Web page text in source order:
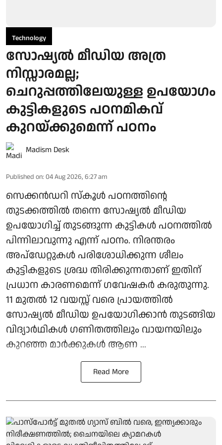
Technology
സോഷ്യല്‍ മീഡിയ അത്ര
നിസ്സാരമല്ല;
ചെറുപ്പത്തിലേയുള്ള ഉപയോഗം
കുട്ടികളുടെ പഠനമികവ്
കുറയ്ക്കുമെന്ന് പഠനം
Madism Desk
Published on: 04 Aug 2026, 6:27 am
സെക്കന്‍ഡറി സ്‌കൂള്‍ പഠനത്തിന്റെ
തുടക്കത്തില്‍ തന്നെ സോഷ്യല്‍ മീഡിയ
ഉപയോഗിച്ച് തുടങ്ങുന്ന കുട്ടികള്‍ പഠനത്തില്‍
പിന്നിലാവുന്നു എന്ന് പഠനം. നിരന്തരം
അപ്ഡേറ്റുകള്‍ പരിശോധിക്കുന്ന ശീലം
കുട്ടികളുടെ ശ്രദ്ധ തിരിക്കുന്നതാണ് ഇതിന്
പ്രധാന കാരണമെന്ന് ഗവേഷകര്‍ കരുതുന്നു.
11 മുതല്‍ 12 വയസ്സ് വരെ പ്രായത്തില്‍
സോഷ്യല്‍ മീഡിയ ഉപയോഗിക്കാന്‍ തുടങ്ങിയ
വിദ്യാര്‍ഥികള്‍ ഗണിതത്തിലും വായനയിലും
കുറഞ്ഞ മാര്‍ക്കുകള്‍ ആണ ...
Read More